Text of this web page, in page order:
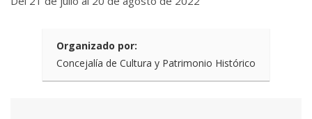
Organizado por:
Concejalía de Cultura y Patrimonio Histórico